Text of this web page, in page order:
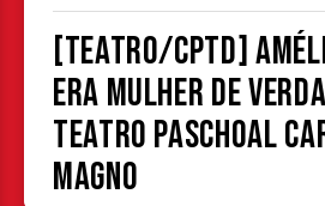
[TEATRO/CPTD]
era mulher de
Teatro Paschoal
Magno